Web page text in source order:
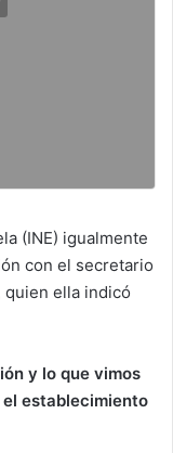
(INE) igualmente
con el secretario
quien ella indicó
y lo que vimos
establecimiento